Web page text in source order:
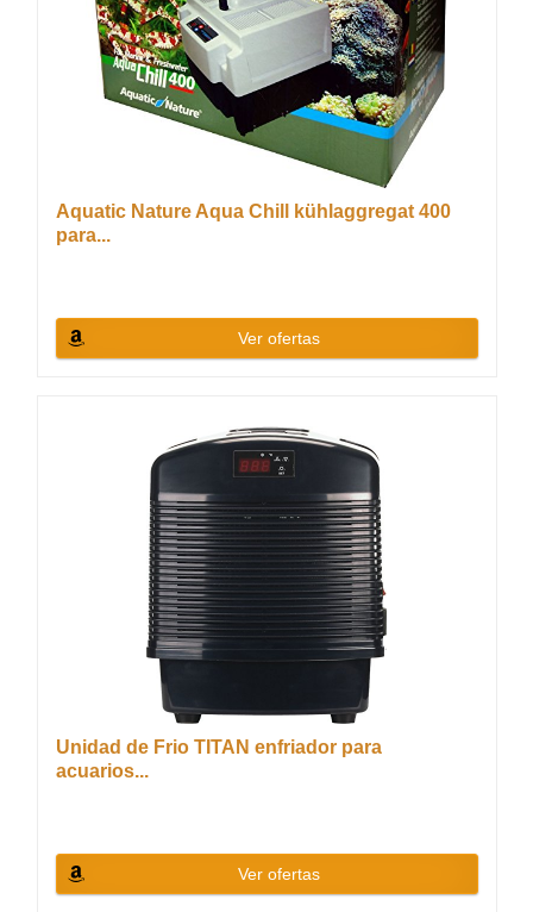
Aquatic Nature Aqua Chill kühlaggregat 400
para...
Ver ofertas
Unidad de Frio TITAN enfriador para
acuarios...
Ver ofertas